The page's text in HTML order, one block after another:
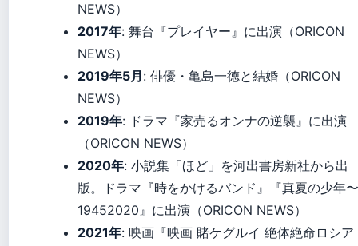
NEWS）
2017年: 舞台『プレイヤー』に出演（ORICON
NEWS）
2019年5月 : 俳優・亀島一徳と結婚（ORICON
NEWS）
2019年: ドラマ『家売るオンナの逆襲』に出演
（ORICON NEWS）
2020年: 小説集「ほど」を河出書房新社から出
版。ドラマ『時をかけるバンド』『真夏の少年〜
19452020』に出演（ORICON NEWS）
2021年: 映画『映画 賭ケグルイ 絶体絶命ロシア